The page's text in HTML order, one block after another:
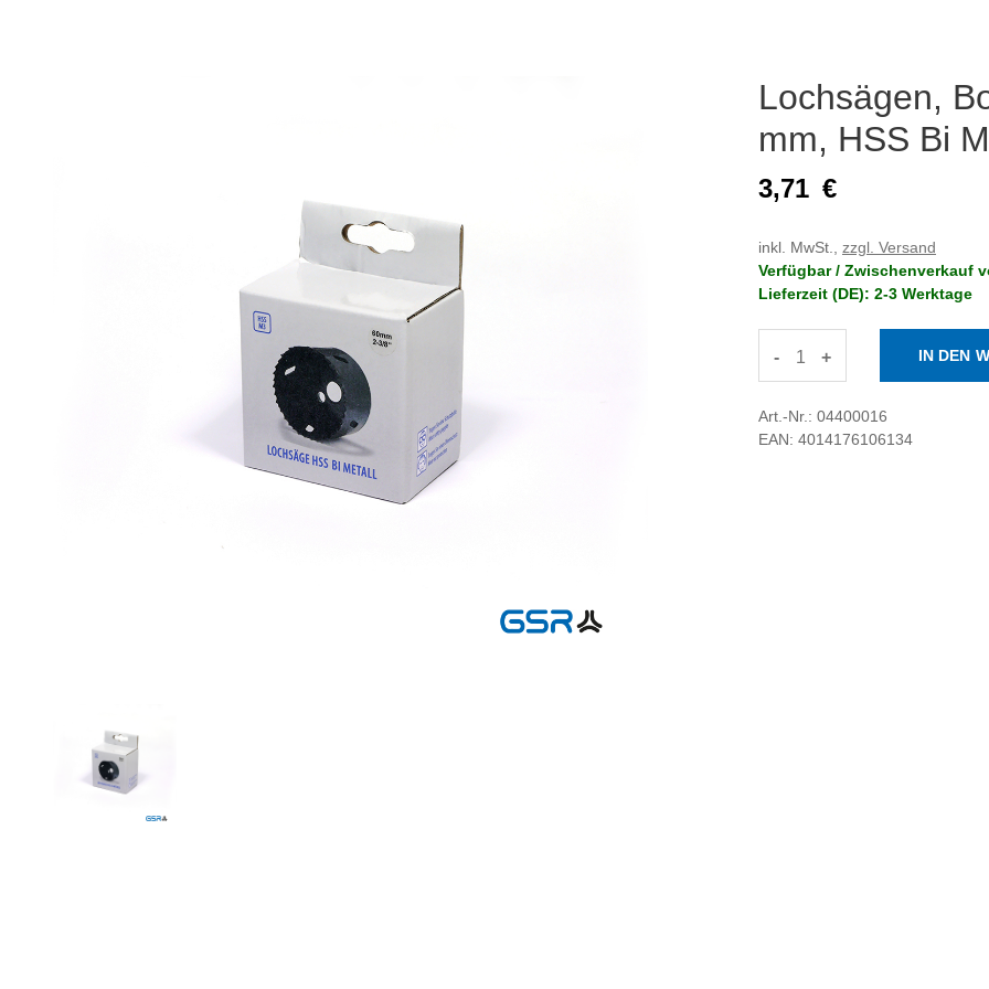
Lochsägen,
mm, HSS Bi
3,71 €
inkl. MwSt., zzgl. Versand
Verfügbar / Zwischenverkauf
Lieferzeit (DE): 2-3 Werktage
- +
Art.-Nr.: 04400016
EAN: 4014176106134